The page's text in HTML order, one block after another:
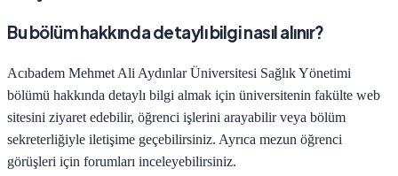
Bu bölüm hakkında detaylı bilgi nasıl alınır?
Acıbadem Mehmet Ali Aydınlar Üniversitesi Sağlık Yönetimi
bölümü hakkında detaylı bilgi almak için üniversitenin fakülte web
sitesini ziyaret edebilir, öğrenci işlerini arayabilir veya bölüm
sekreterliğiyle iletişime geçebilirsiniz. Ayrıca mezun öğrenci
görüşleri için forumları inceleyebilirsiniz.